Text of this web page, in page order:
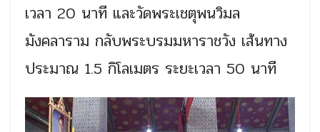
เวลา 20 นาที และวัดพระเชตุพนวิมล
มังคลาราม กลับพระบรมมหาราชวัง เส้นทาง
ประมาณ 1.5 กิโลเมตร ระยะเวลา 50 นาที